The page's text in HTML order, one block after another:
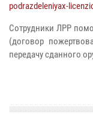
podrazdeleniyax-
Сотрудники ЛРР
(договор
передачу сданного